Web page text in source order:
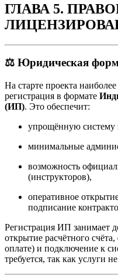
ГЛАВА 5.
⚖️ Юридическая
На старте проекта
регистрация в формате
(ИП). Это обеспечит:
упрощённую систему
минимальные
возможность
(инструкторов),
оперативное
подписание
Регистрация ИП занимает
открытие расчётного
оплате) и подключение к
требуется, так как услуги